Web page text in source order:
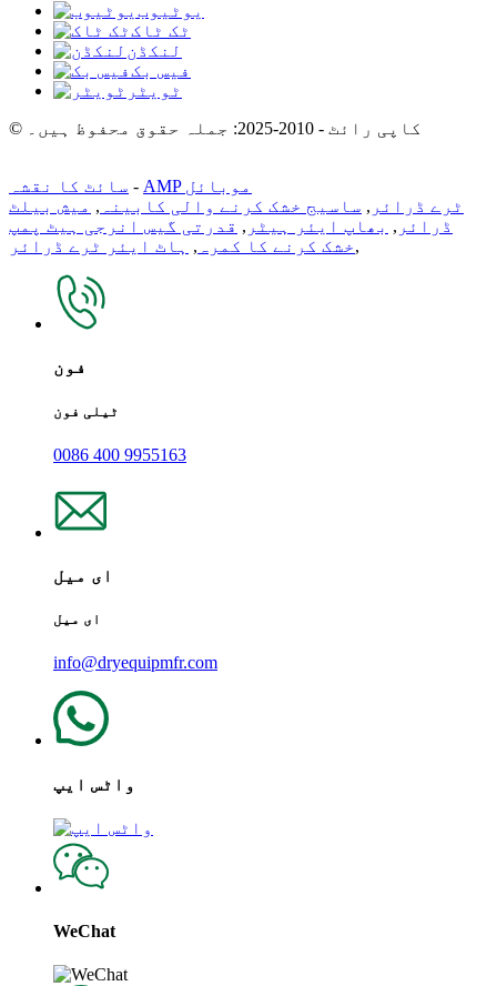
یوٹیوب
ٹک ٹاک
لنکڈن
فیس بک
ٹویٹر
© کاپی رائٹ - 2010-2025: جملہ حقوق محفوظ ہیں۔
سائٹ کا نقشہ -
AMP موبائل
ٹرے ڈرائر , ساسیج خشک کرنے والی کابینہ , میش بیلٹ
ڈرائر , بھاپ ایئر ہیٹر , قدرتی گیس انرجی ہیٹ پمپ
خشک کرنے کا کمرہ , ہاٹ ایئر ٹرے ڈرائر ,
فون
ٹیلی فون
0086 400 9955163
ای میل
ای میل
info@dryequipmfr.com
واٹس ایپ
WeChat